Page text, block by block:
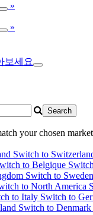
»
»
보세요
your chosen
Switch to
to Belgique
Switch to Sweden
to North America
to Italy Switch to
Switch to Denmark